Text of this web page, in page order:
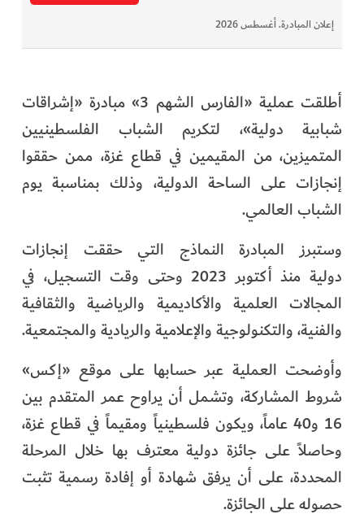
إعلان المبادرة. أغسطس 2026
أطلقت عملية «الفارس الشهم 3» مبادرة «إشراقات
شبابية دولية»، لتكريم الشباب الفلسطينيين
المتميزين، من المقيمين في قطاع غزة، ممن حققوا
إنجازات على الساحة الدولية، وذلك بمناسبة يوم
الشباب العالمي.
وستبرز المبادرة النماذج التي حققت إنجازات
دولية منذ أكتوبر 2023 وحتى وقت التسجيل، في
المجالات العلمية والأكاديمية والرياضية والثقافية
والفنية، والتكنولوجية والإعلامية والريادية والمجتمعية.
وأوضحت العملية عبر حسابها على موقع «إكس»
شروط المشاركة، وتشمل أن يراوح عمر المتقدم بين
16 و40 عاماً، ويكون فلسطينياً ومقيماً في قطاع غزة،
وحاصلاً على جائزة دولية معترف بها خلال المرحلة
المحددة، على أن يرفق شهادة أو إفادة رسمية تثبت
حصوله على الجائزة.